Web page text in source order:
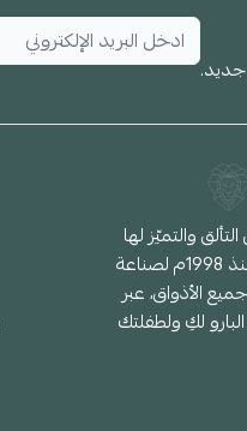
جديد.
والتميّز لها
أو لطفلتها، حيث سخرنا خبرتنا منذ 1998م لصناعة
الأذواق، عبر